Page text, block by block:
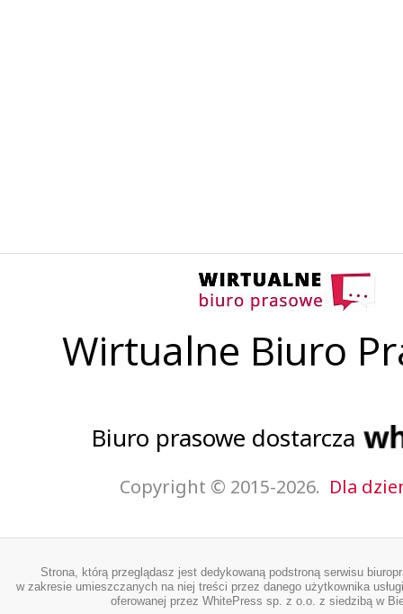
Wirtualne Biuro
Biuro prasowe dostarcza
Copyright © 2015-2026. Dla
Strona, którą przeglądasz jest dedykowaną podstroną serwisu
w zakresie umieszczanych na niej treści przez danego użytkownika
oferowanej przez WhitePress sp. z o.o. z siedzibą w